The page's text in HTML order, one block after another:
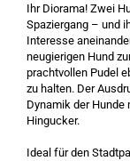
Ihr Diorama! Zwei
Spaziergang – und
Interesse
neugierigen Hund
prachtvollen Pudel
zu halten. Der
Dynamik der Hunde
Hingucker.
Ideal für den